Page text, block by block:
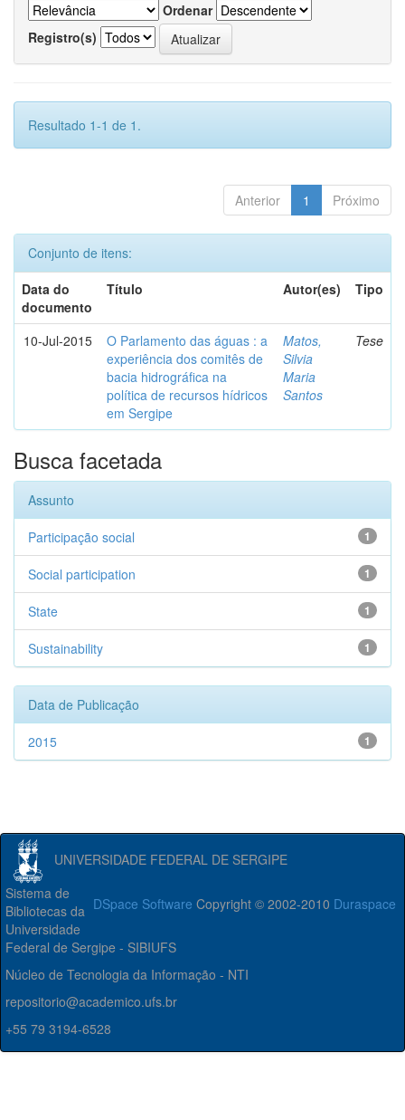
Ordenar
Registro(s)
Resultado 1-1 de 1.
Anterior 1 Próximo
Conjunto de itens:
Data do
documento
Título Autor(es) Tipo
10-Jul-2015
O Parlamento das águas : a
experiência dos comitês de
bacia hidrográfica na
política de recursos hídricos
em Sergipe
Matos,
Silvia
Maria
Santos
Tese
Busca facetada
Assunto
1
Participação social
1
Social participation
1
State
1
Sustainability
Data de Publicação
1
2015
UNIVERSIDADE FEDERAL DE SERGIPE
DSpace Software Copyright © 2002-2010 Duraspace
Sistema de
Bibliotecas da
Universidade
Federal de Sergipe - SIBIUFS
Núcleo de Tecnologia da Informação - NTI
repositorio@academico.ufs.br
+55 79 3194-6528